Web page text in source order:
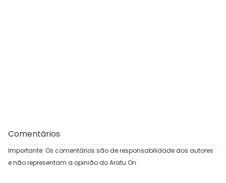
Comentários
Importante: Os comentários são de responsabilidade dos autores
e não representam a opinião do Aratu On.